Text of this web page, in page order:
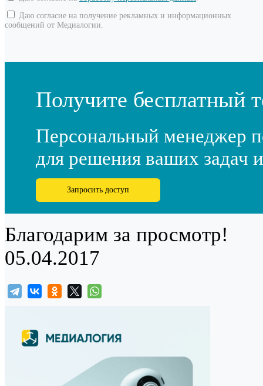
Даю согласие на получение рекламных и информационных
сообщений от Медиалогии.
Получите бесплатный
Персональный менеджер
для решения ваших задач
Запросить доступ
Благодарим за просмотр!
05.04.2017